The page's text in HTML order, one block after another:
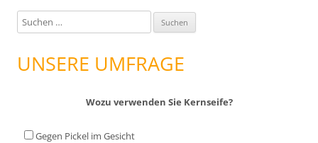
u
h
UNSERE UMFRAGE
Wozu verwenden Sie Kernseife?
Gegen Pickel im Gesicht